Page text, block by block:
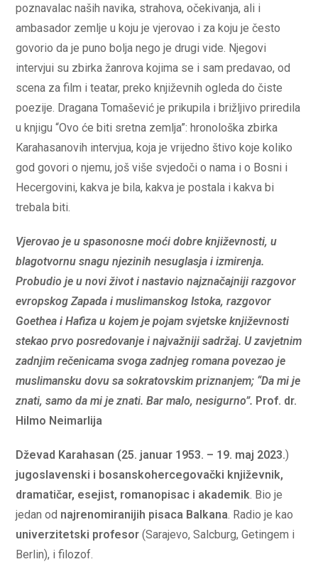
poznavalac naših navika, strahova, očekivanja, ali i
ambasador zemlje u koju je vjerovao i za koju je često
govorio da je puno bolja nego je drugi vide. Njegovi
intervjui su zbirka žanrova kojima se i sam predavao, od
scena za film i teatar, preko književnih ogleda do čiste
poezije. Dragana Tomašević je prikupila i brižljivo priredila
u knjigu “Ovo će biti sretna zemlja”: hronološka zbirka
Karahasanovih intervjua, koja je vrijedno štivo koje koliko
god govori o njemu, još više svjedoči o nama i o Bosni i
Hecergovini, kakva je bila, kakva je postala i kakva bi
trebala biti.
Vjerovao je u spasonosne moći dobre književnosti, u
blagotvornu snagu njezinih nesuglasja i izmirenja.
Probudio je u novi život i nastavio najznačajniji razgovor
evropskog Zapada i muslimanskog Istoka, razgovor
Goethea i Hafiza u kojem je pojam svjetske književnosti
stekao prvo posredovanje i najvažniji sadržaj. U zavjetnim
zadnjim rečenicama svoga zadnjeg romana povezao je
muslimansku dovu sa sokratovskim priznanjem; “Da mi je
znati, samo da mi je znati. Bar malo, nesigurno”. Prof. dr.
Hilmo Neimarlija
Dževad Karahasan (25. januar 1953. – 19. maj 2023.)
jugoslavenski i bosanskohercegovački književnik,
dramatičar, esejist, romanopisac i akademik . Bio je
jedan od najrenomiranijih pisaca Balkana . Radio je kao
univerzitetski profesor(Sarajevo, Salcburg, Getingem i
Berlin), i filozof.